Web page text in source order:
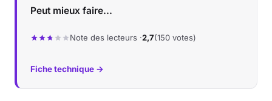
Peut mieux faire...
Note des lecteurs ·2,7(150 votes)
Fiche technique →